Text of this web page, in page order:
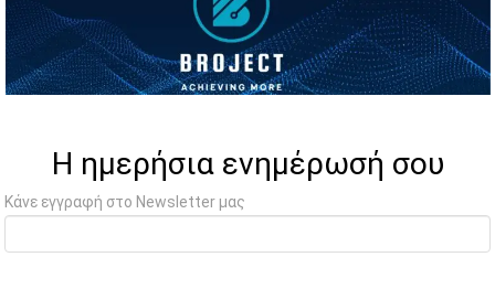
Η ημερήσια ενημέρωσή σου
Κάνε εγγραφή στο Newsletter μας